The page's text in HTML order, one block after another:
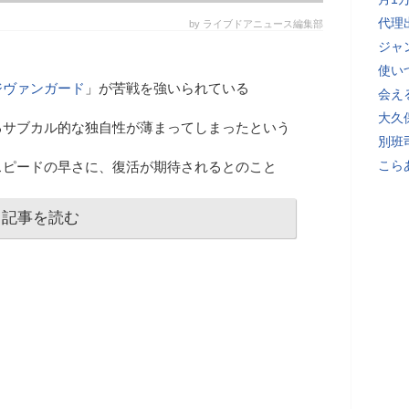
by ライブドアニュース編集部
ァンガード 」が苦戦を強いられている
ブカル的な独自性が薄まってしまったという
ードの早さに、復活が期待されるとのこと
記事を読む
代理
ジャ
使い
会え
大久
別班
こら